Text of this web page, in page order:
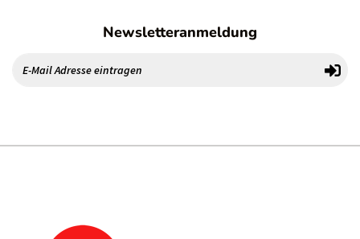
Newsletteranmeldung